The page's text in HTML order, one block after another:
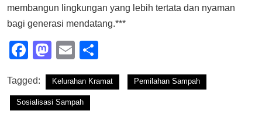
membangun lingkungan yang lebih tertata dan nyaman
bagi generasi mendatang.***
Facebook
Mastodon
Email
Tagged: Kelurahan Kramat Pemilahan Sampah
Sosialisasi Sampah